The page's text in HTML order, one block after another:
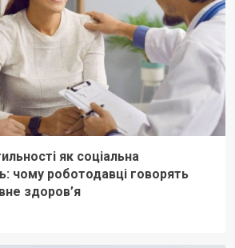
як соціальна
чому роботодавці говорять
здоров’я